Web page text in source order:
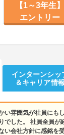
【1～3年生】
エントリー
インターンシッ
＆キャリア情報
い雰囲気が社員にも
でした。 社員全員が
い会社方針に感銘を